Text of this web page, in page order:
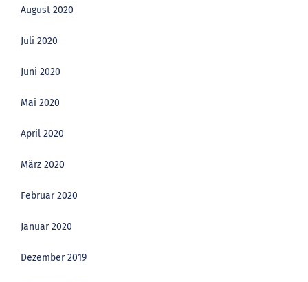
August 2020
Juli 2020
Juni 2020
Mai 2020
April 2020
März 2020
Februar 2020
Januar 2020
Dezember 2019